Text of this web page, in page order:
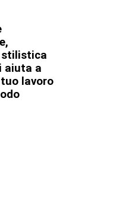
aiuta a
lavoro